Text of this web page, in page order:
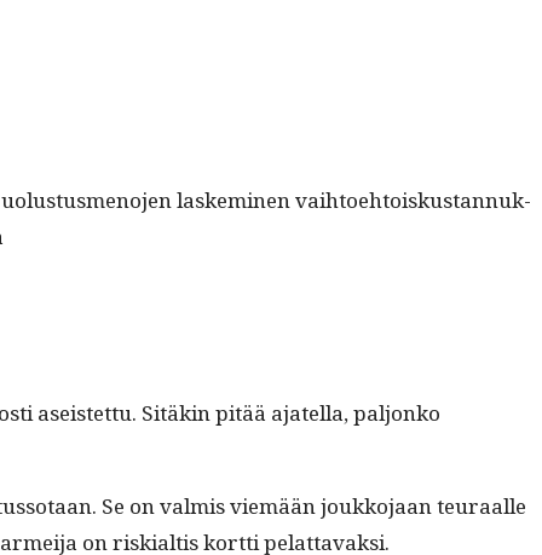
laskem­i­nen vai­h­toe­htoiskus­tan­nuk­
aseis­tet­tu. Sitäkin pitää ajatel­la, paljonko
Se on valmis viemään joukko­jaan teu­raalle
on riskialtis kort­ti pelattavaksi.